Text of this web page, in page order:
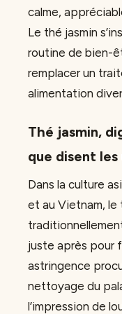
calme,
Le thé jasmin
routine de bien-
remplacer un
alimentation
Thé jasmin,
que disent
Dans la culture
et au Vietnam, le
juste après pour
astringence
nettoyage du
l’impression de